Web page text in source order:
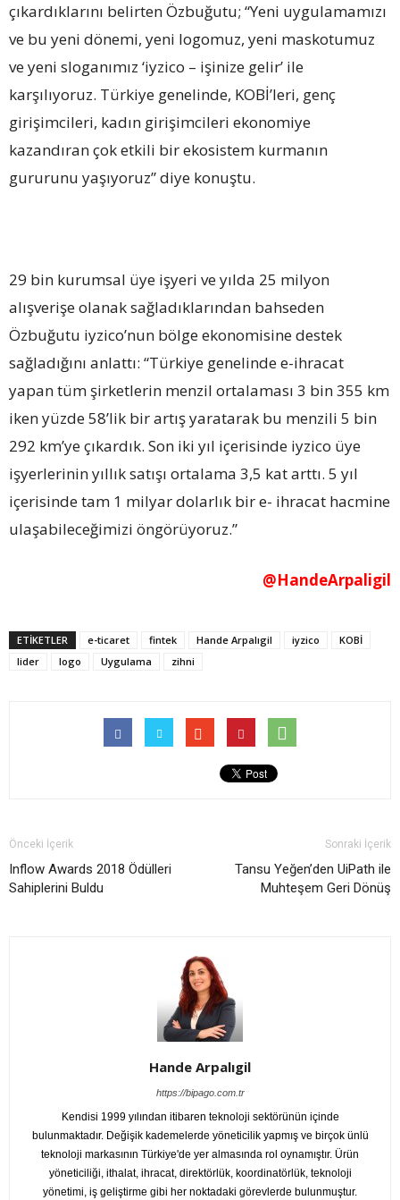
çıkardıklarını belirten Özbuğutu; “Yeni uygulamamızı
ve bu yeni dönemi, yeni logomuz, yeni maskotumuz
ve yeni sloganımız ‘iyzico – işinize gelir’ ile
karşılıyoruz. Türkiye genelinde, KOBİ’leri, genç
girişimcileri, kadın girişimcileri ekonomiye
kazandıran çok etkili bir ekosistem kurmanın
gururunu yaşıyoruz” diye konuştu.
29 bin kurumsal üye işyeri ve yılda 25 milyon
alışverişe olanak sağladıklarından bahseden
Özbuğutu iyzico’nun bölge ekonomisine destek
sağladığını anlattı: “Türkiye genelinde e-ihracat
yapan tüm şirketlerin menzil ortalaması 3 bin 355 km
iken yüzde 58’lik bir artış yaratarak bu menzili 5 bin
292 km’ye çıkardık. Son iki yıl içerisinde iyzico üye
işyerlerinin yıllık satışı ortalama 3,5 kat arttı. 5 yıl
içerisinde tam 1 milyar dolarlık bir e- ihracat hacmine
ulaşabileceğimizi öngörüyoruz.”
@HandeArpaligil
ETİKETLER e-ticaret fintek Hande Arpalıgil iyzico
KOBİ
lider
logo Uygulama zihni
Önceki İçerik
Inflow Awards 2018 Ödülleri
Sahiplerini Buldu
Sonraki İçerik
Tansu Yeğen’den UiPath ile
Muhteşem Geri Dönüş
Hande Arpalıgil
https://bipago.com.tr
Kendisi 1999 yılından itibaren teknoloji sektörünün içinde
bulunmaktadır. Değişik kademelerde yöneticilik yapmış ve birçok ünlü
teknoloji markasının Türkiye'de yer almasında rol oynamıştır. Ürün
yöneticiliği, ithalat, ihracat, direktörlük, koordinatörlük, teknoloji
yönetimi, iş geliştirme gibi her noktadaki görevlerde bulunmuştur.